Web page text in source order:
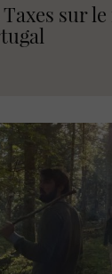
Taxes sur